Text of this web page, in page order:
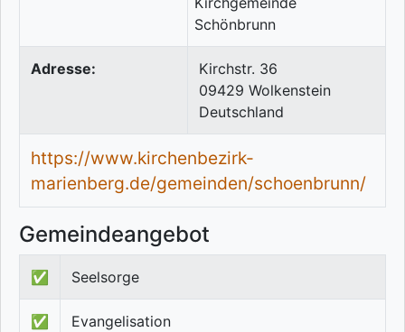
Adresse:
Kirchstr. 36
09429 Wolkenstein
Deutschland
https://www.kirchenbezirk-
marienberg.de/gemeinden/schoenbrunn/
Gemeindeangebot
✅ Seelsorge
✅ Evangelisation